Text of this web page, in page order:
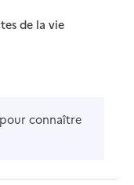
de la vie
connaître